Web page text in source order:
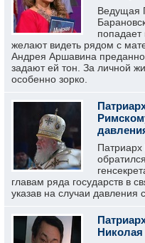
Ведущая
попадает
желают видеть рядом с
Андрея Аршавина
задают ей тон. За личной
особенно зорко.
Патриарх
главам ряда государств в
указав на случаи давления
Николая